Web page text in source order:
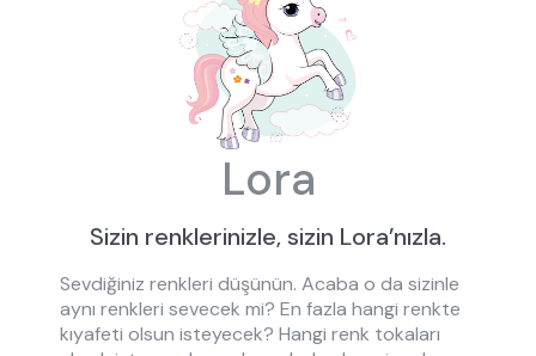
Lora
Sizin renklerinizle, sizin Lora’nızla.
Sevdiğiniz renkleri düşünün. Acaba o da sizinle
aynı renkleri sevecek mi? En fazla hangi renkte
kıyafeti olsun isteyecek? Hangi renk tokaları